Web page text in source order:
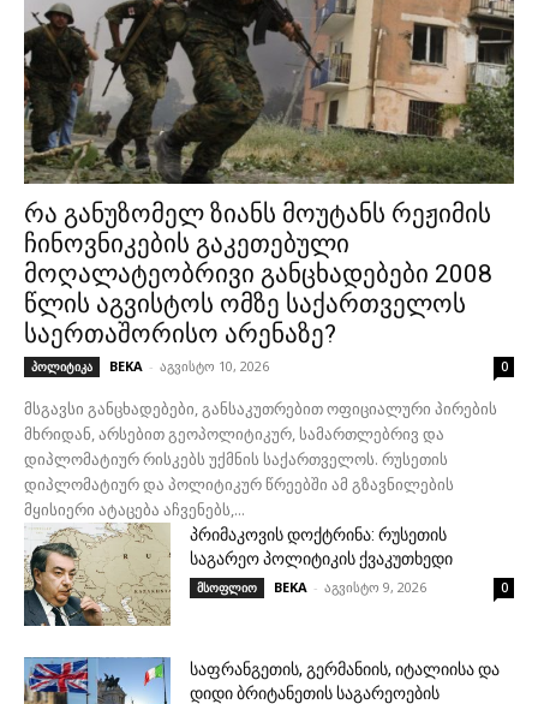
რა განუზომელ ზიანს მოუტანს რეჟიმის
ჩინოვნიკების გაკეთებული
მოღალატეობრივი განცხადებები 2008
წლის აგვისტოს ომზე საქართველოს
საერთაშორისო არენაზე?
პოლიტიკა BEKA - აგვისტო 10, 2026 0
მსგავსი განცხადებები, განსაკუთრებით ოფიციალური პირების
მხრიდან, არსებით გეოპოლიტიკურ, სამართლებრივ და
დიპლომატიურ რისკებს უქმნის საქართველოს. რუსეთის
დიპლომატიურ და პოლიტიკურ წრეებში ამ გზავნილების
მყისიერი ატაცება აჩვენებს,...
პრიმაკოვის დოქტრინა: რუსეთის
საგარეო პოლიტიკის ქვაკუთხედი
მსოფლიო BEKA - აგვისტო 9, 2026 0
საფრანგეთის, გერმანიის, იტალიისა და
დიდი ბრიტანეთის საგარეოების